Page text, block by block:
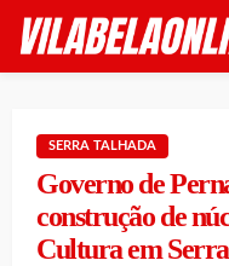
SERRA TALHADA
Governo de
construção de
Cultura em